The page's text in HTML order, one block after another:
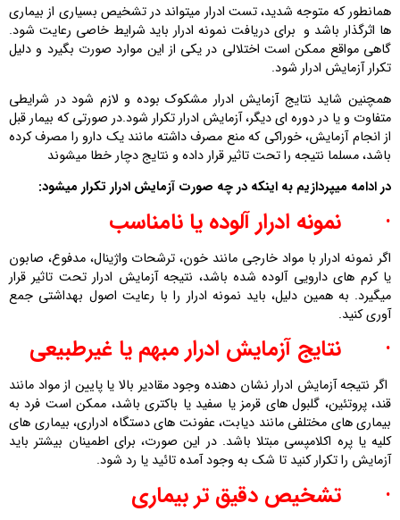
همانطور که متوجه شدید، تست ادرار میتواند در تشخیص بسیاری از بیماری
ها اثرگذار باشد و برای دریافت نمونه ادرار باید شرایط خاصی رعایت شود.
گاهی مواقع ممکن است اختلالی در یکی از این موارد صورت بگیرد و دلیل
تکرار آزمایش ادرار شود.
همچنین شاید نتایج آزمایش ادرار مشکوک بوده و لازم شود در شرایطی
متفاوت و یا در دوره ای دیگر، آزمایش ادرار تکرار شود.در صورتی که بیمار قبل
از انجام آزمایش، خوراکی که منع مصرف داشته مانند یک دارو را مصرف کرده
باشد، مسلما نتیجه را تحت تاثیر قرار داده و نتایج دچار خطا میشوند
در ادامه میپردازیم به اینکه در چه صورت آزمایش ادرار تکرار میشود:
· نمونه ادرار آلوده یا نامناسب
اگر نمونه ادرار با مواد خارجی مانند خون، ترشحات واژینال، مدفوع، صابون
یا کرم های دارویی آلوده شده باشد، نتیجه آزمایش ادرار تحت تاثیر قرار
میگیرد. به همین دلیل، باید نمونه ادرار را با رعایت اصول بهداشتی جمع
آوری کنید.
· نتایج آزمایش ادرار مبهم یا غیرطبیعی
اگر نتیجه آزمایش ادرار نشان دهنده وجود مقادیر بالا یا پایین از مواد مانند
قند، پروتئین، گلبول های قرمز یا سفید یا باکتری باشد، ممکن است فرد به
بیماری های مختلفی مانند دیابت، عفونت های دستگاه ادراری، بیماری های
کلیه یا پره اکلامپسی مبتلا باشد. در این صورت، برای اطمینان بیشتر باید
آزمایش را تکرار کنید تا شک به وجود آمده تائید یا رد شود.
· تشخیص دقیق تر بیماری